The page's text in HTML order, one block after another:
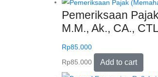
Pemeriksaan
M.M., Ak., CA.,
Rp85.000
Rp85.000 Add to cart